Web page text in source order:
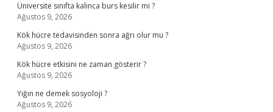
Üniversite sınıfta kalınca burs kesilir mi ?
Ağustos 9, 2026
Kök hücre tedavisinden sonra ağrı olur mu ?
Ağustos 9, 2026
Kök hücre etkisini ne zaman gösterir ?
Ağustos 9, 2026
Yığın ne demek sosyoloji ?
Ağustos 9, 2026